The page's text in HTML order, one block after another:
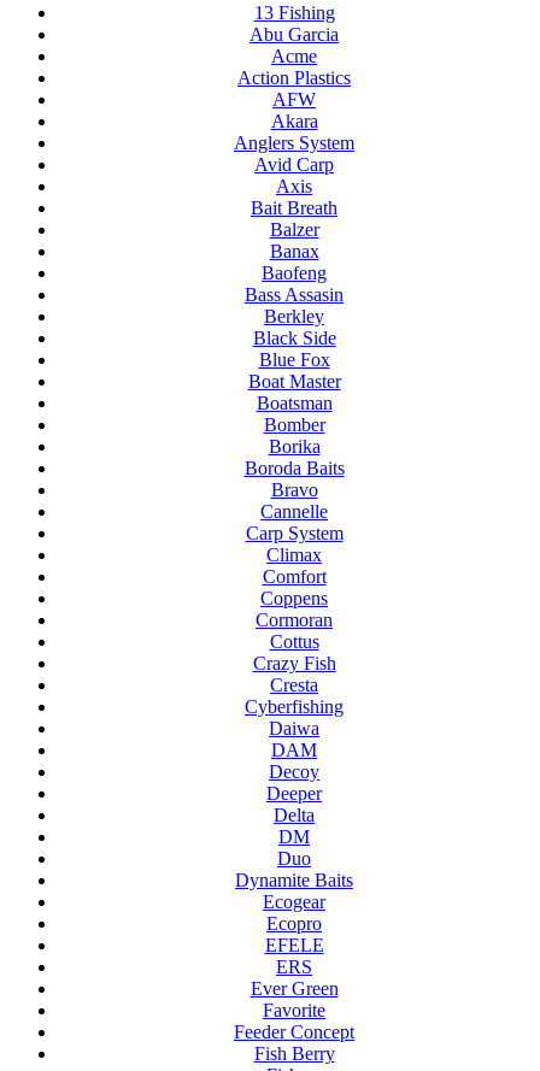
13 Fishing
Abu Garcia
Acme
Action Plastics
AFW
Akara
Anglers System
Avid Carp
Axis
Bait Breath
Balzer
Banax
Baofeng
Bass Assasin
Berkley
Black Side
Blue Fox
Boat Master
Boatsman
Bomber
Borika
Boroda Baits
Bravo
Cannelle
Carp System
Climax
Comfort
Coppens
Cormoran
Cottus
Crazy Fish
Cresta
Cyberfishing
Daiwa
DAM
Decoy
Deeper
Delta
DM
Duo
Dynamite Baits
Ecogear
Ecopro
EFELE
ERS
Ever Green
Favorite
Feeder Concept
Fish Berry